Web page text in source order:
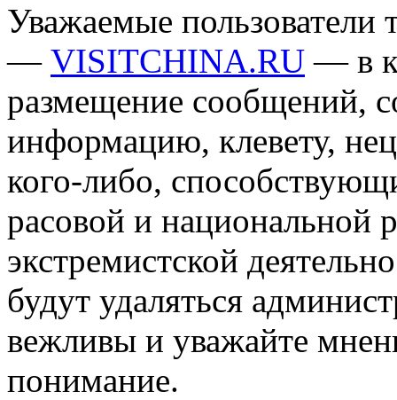
Уважаемые пользователи
— VISITCHINA.RU — в
размещение сообщений,
информацию, клевету,
кого-либо,
расовой и национальной
экстремистской
будут удаляться
вежливы и уважайте
понимание.